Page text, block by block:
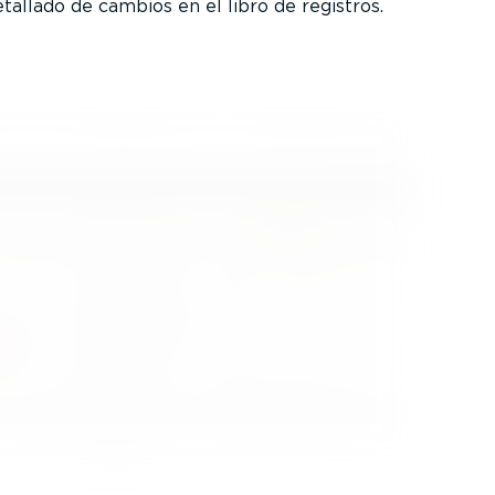
de cambios en el libro de registros.